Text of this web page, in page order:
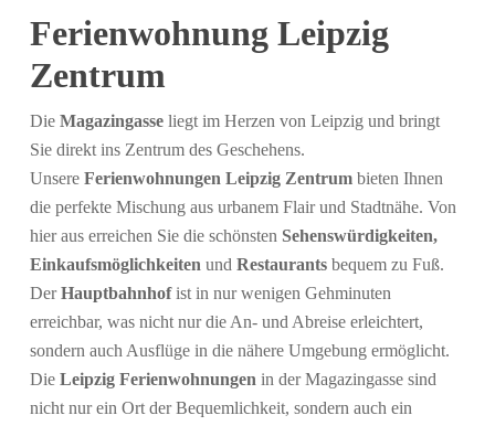
Ferienwohnung Leipzig
Zentrum
Die Magazingasseliegt im Herzen von Leipzig und bringt
Sie direkt ins Zentrum des Geschehens.
Unsere Ferienwohnungen Leipzig Zentrumbieten Ihnen
die perfekte Mischung aus urbanem Flair und Stadtnähe. Von
hier aus erreichen Sie die schönsten Sehenswürdigkeiten,
Einkaufsmöglichkeiten und Restaurantsbequem zu Fuß.
DerHauptbahnhofist in nur wenigen Gehminuten
erreichbar, was nicht nur die An- und Abreise erleichtert,
sondern auch Ausflüge in die nähere Umgebung ermöglicht.
Die Leipzig Ferienwohnungen in der Magazingasse sind
nicht nur ein Ort der Bequemlichkeit, sondern auch ein